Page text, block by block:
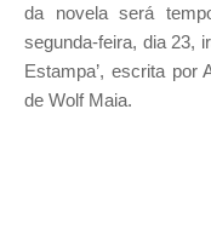
da novela será
segunda-feira, dia 23,
Estampa’, escrita por
de Wolf Maia.